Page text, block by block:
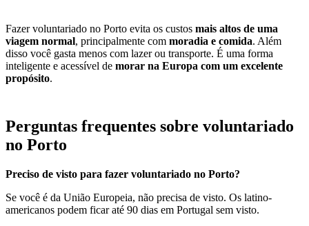
Fazer voluntariado no Porto evita os custos mais altos de uma
viagem normal, principalmente com moradia e comida. Além
disso você gasta menos com lazer ou transporte. É uma forma
inteligente e acessível de morar na Europa com um excelente
propósito.
Perguntas frequentes sobre voluntariado
no Porto
Preciso de visto para fazer voluntariado no Porto?
Se você é da União Europeia, não precisa de visto. Os latino-
americanos podem ficar até 90 dias em Portugal sem visto.